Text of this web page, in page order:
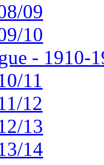
09
10
- 1910-
11
12
13
14